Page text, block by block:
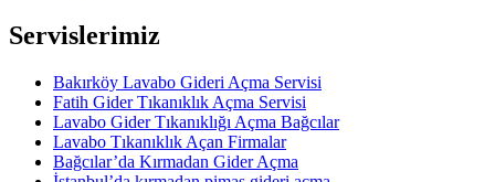
Servislerimiz
Bakırköy Lavabo Gideri Açma Servisi
Fatih Gider Tıkanıklık Açma Servisi
Lavabo Gider Tıkanıklığı Açma Bağcılar
Lavabo Tıkanıklık Açan Firmalar
Bağcılar’da Kırmadan Gider Açma